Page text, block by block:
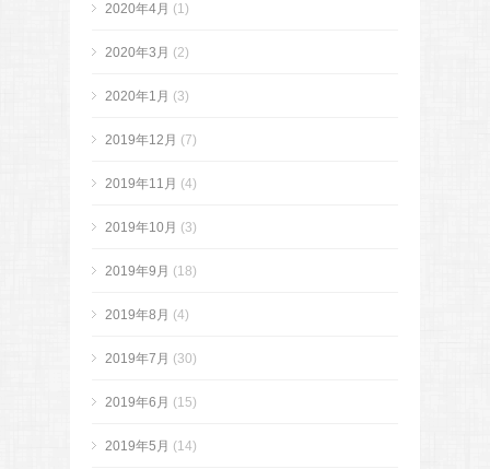
2020年4月 (1)
2020年3月 (2)
2020年1月 (3)
2019年12月 (7)
2019年11月 (4)
2019年10月 (3)
2019年9月 (18)
2019年8月 (4)
2019年7月 (30)
2019年6月 (15)
2019年5月 (14)